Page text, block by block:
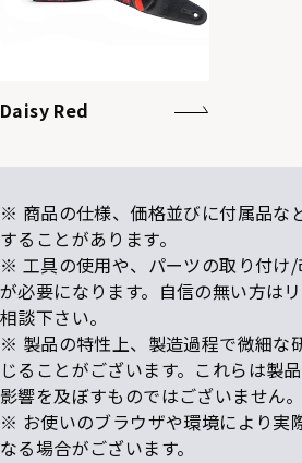
Daisy Red
※ 商品の仕様、価格並びに付属品な
することがあります。
※ 工具の使用や、パーツの取り付け
が必要になります。自信の無い方は
相談下さい。
※ 製品の特性上、製造過程で微細な
じることがございます。これらは製
影響を及ぼすものではございません。
※ お使いのブラウザや環境により実
なる場合がございます。